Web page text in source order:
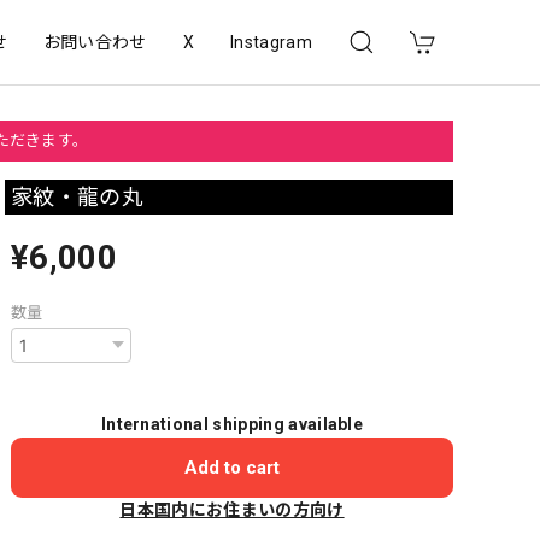
お問い合わせ X Instagram
きます。
家紋・龍の丸
¥6,000
数量
International shipping available
Add to cart
日本国内にお住まいの方向け